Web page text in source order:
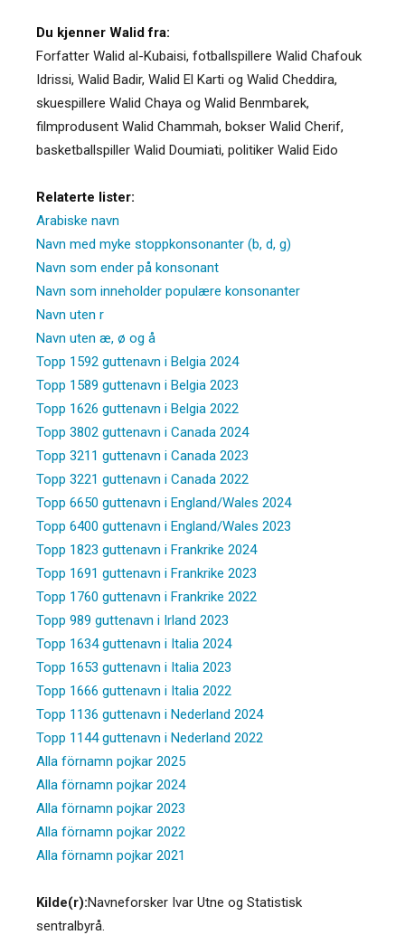
Du kjenner Walid fra:
Forfatter Walid al-Kubaisi, fotballspillere Walid Chafouk
Idrissi, Walid Badir, Walid El Karti og Walid Cheddira,
skuespillere Walid Chaya og Walid Benmbarek,
filmprodusent Walid Chammah, bokser Walid Cherif,
basketballspiller Walid Doumiati, politiker Walid Eido
Relaterte lister:
Arabiske navn
Navn med myke stoppkonsonanter (b, d, g)
Navn som ender på konsonant
Navn som inneholder populære konsonanter
Navn uten r
Navn uten æ, ø og å
Topp 1592 guttenavn i Belgia 2024
Topp 1589 guttenavn i Belgia 2023
Topp 1626 guttenavn i Belgia 2022
Topp 3802 guttenavn i Canada 2024
Topp 3211 guttenavn i Canada 2023
Topp 3221 guttenavn i Canada 2022
Topp 6650 guttenavn i England/Wales 2024
Topp 6400 guttenavn i England/Wales 2023
Topp 1823 guttenavn i Frankrike 2024
Topp 1691 guttenavn i Frankrike 2023
Topp 1760 guttenavn i Frankrike 2022
Topp 989 guttenavn i Irland 2023
Topp 1634 guttenavn i Italia 2024
Topp 1653 guttenavn i Italia 2023
Topp 1666 guttenavn i Italia 2022
Topp 1136 guttenavn i Nederland 2024
Topp 1144 guttenavn i Nederland 2022
Alla förnamn pojkar 2025
Alla förnamn pojkar 2024
Alla förnamn pojkar 2023
Alla förnamn pojkar 2022
Alla förnamn pojkar 2021
Kilde(r):Navneforsker Ivar Utne og Statistisk
sentralbyrå.